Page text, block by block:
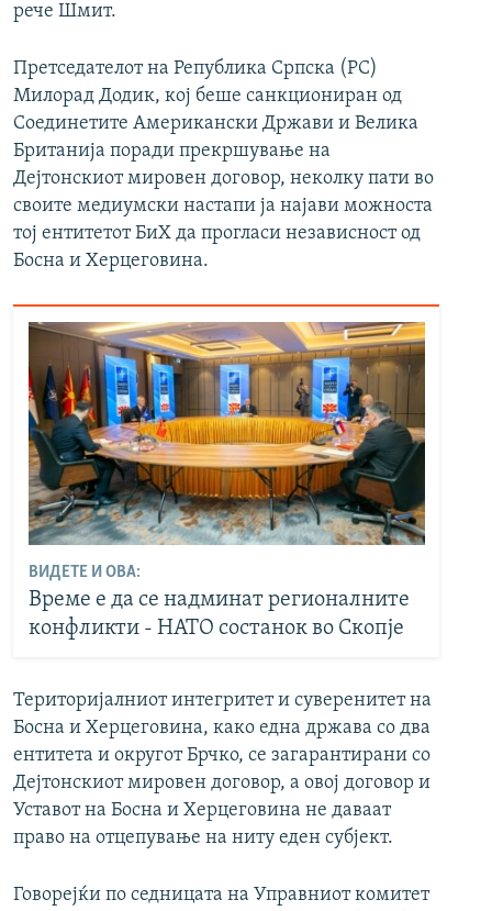
рече Шмит.
Претседателот на Република Српска (РС)
Милорад Додик, кој беше санкциониран од
Соединетите Американски Држави и Велика
Британија поради прекршување на
Дејтонскиот мировен договор, неколку пати во
своите медиумски настапи ја најави можноста
тој ентитетот БиХ да прогласи независност од
Босна и Херцеговина.
ВИДЕТЕ И ОВА:
Време е да се надминат регионалните
конфликти - НАТО состанок во Скопје
Територијалниот интегритет и суверенитет на
Босна и Херцеговина, како една држава со два
ентитета и округот Брчко, се загарантирани со
Дејтонскиот мировен договор, а овој договор и
Уставот на Босна и Херцеговина не даваат
право на отцепување на ниту еден субјект.
Говорејќи по седницата на Управниот комитет